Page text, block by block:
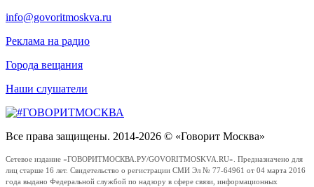
info@govoritmoskva.ru
Реклама на радио
Города вещания
Наши слушатели
Все права защищены. 2014-2026 © «Говорит Москва»
Сетевое издание «ГОВОРИТМОСКВА.РУ/GOVORITMOSKVA.RU». Предназначено для
лиц старше 16 лет. Свидетельство о регистрации СМИ Эл № 77-64961 от 04 марта 2016
года выдано Федеральной службой по надзору в сфере связи, информационных